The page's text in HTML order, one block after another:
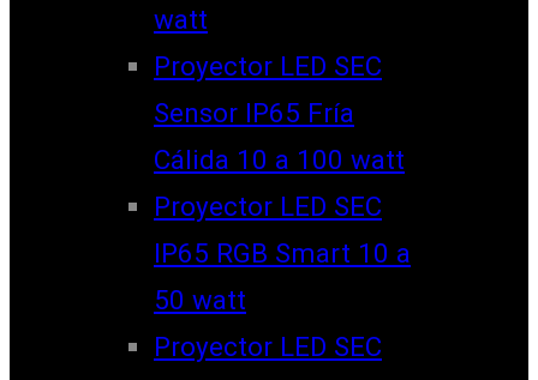
watt
Proyector LED SEC
Sensor IP65 Fría
Cálida 10 a 100 watt
Proyector LED SEC
IP65 RGB Smart 10 a
50 watt
Proyector LED SEC